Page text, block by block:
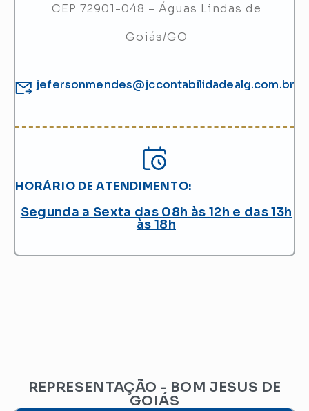
CEP 72901-048 – Águas Lindas de
Goiás/GO
jefersonmendes@jccontabilidadealg.com.br
HORÁRIO DE ATENDIMENTO:
Segunda a Sexta das 08h às 12h e das 13h
às 18h
REPRESENTAÇÃO - BOM JESUS DE
GOIÁS